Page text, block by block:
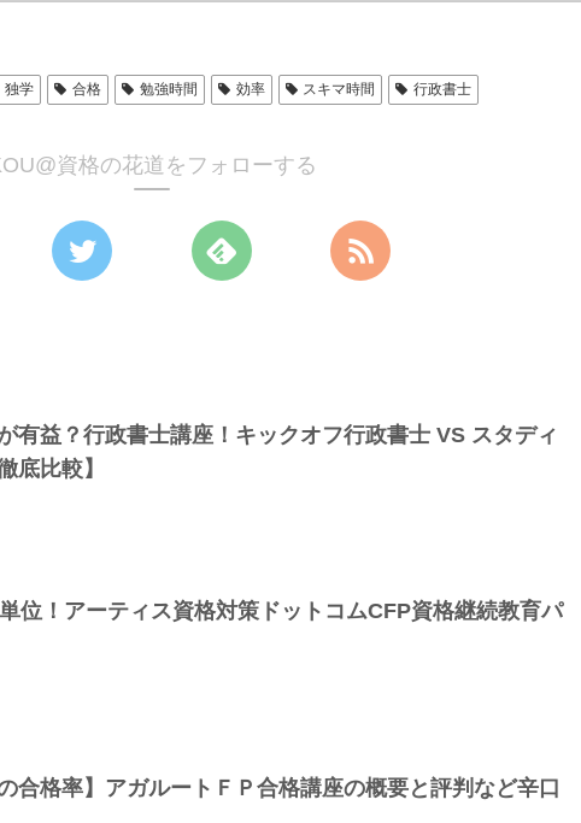
独学 合格 勉強時間 効率 スキマ時間 行政書士
資格の花道をフォローする
有益？行政書士講座！キックオフ行政書士 VS スタディ
底比較】
位！アーティス資格対策ドットコムCFP資格継続教育パ
の合格率】アガルートＦＰ合格講座の概要と評判など辛口